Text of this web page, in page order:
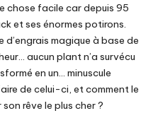
chose facile car depuis 95
et ses énormes potirons.
magique à base de
aucun plant n’a survécu
en un… minuscule
de celui-ci, et comment le
rêve le plus cher ?